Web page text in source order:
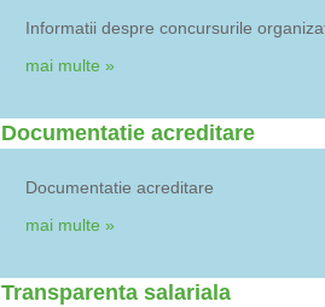
Informatii despre concursurile
mai multe »
Documentatie acreditare
Documentatie acreditare
mai multe »
Transparenta salariala